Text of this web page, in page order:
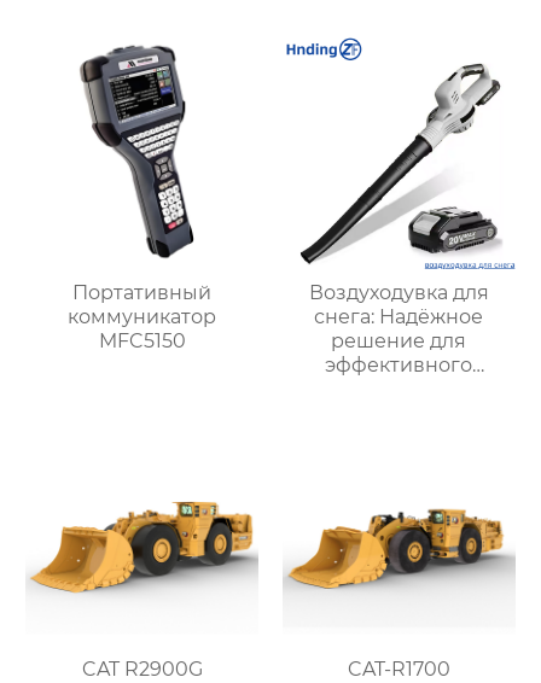
Портативный
коммуникатор
MFC5150
Воздуходувка для
снега: Надёжное
решение для
эффективного
CAT R2900G CAT-R1700